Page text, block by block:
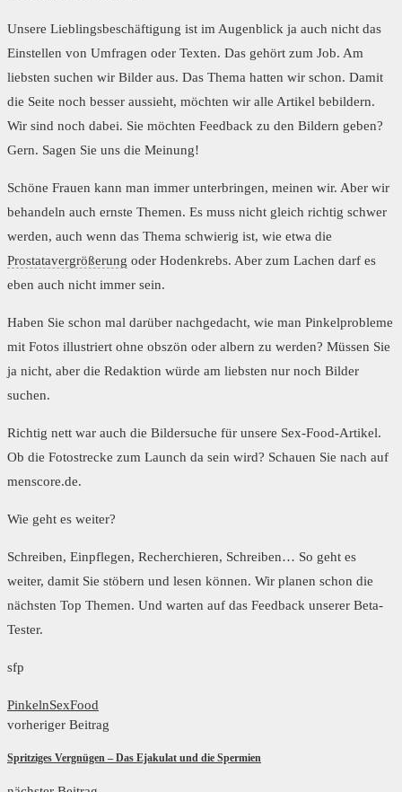
Unsere Lieblingsbeschäftigung ist im Augenblick ja auch nicht das
Einstellen von Umfragen oder Texten. Das gehört zum Job. Am
liebsten suchen wir Bilder aus. Das Thema hatten wir schon. Damit
die Seite noch besser aussieht, möchten wir alle Artikel bebildern.
Wir sind noch dabei. Sie möchten Feedback zu den Bildern geben?
Gern. Sagen Sie uns die Meinung!
Schöne Frauen kann man immer unterbringen, meinen wir. Aber wir
behandeln auch ernste Themen. Es muss nicht gleich richtig schwer
werden, auch wenn das Thema schwierig ist, wie etwa die
Prostatavergrößerung oder Hodenkrebs. Aber zum Lachen darf es
eben auch nicht immer sein.
Haben Sie schon mal darüber nachgedacht, wie man Pinkelprobleme
mit Fotos illustriert ohne obszön oder albern zu werden? Müssen Sie
ja nicht, aber die Redaktion würde am liebsten nur noch Bilder
suchen.
Richtig nett war auch die Bildersuche für unsere Sex-Food-Artikel.
Ob die Fotostrecke zum Launch da sein wird? Schauen Sie nach auf
menscore.de.
Wie geht es weiter?
Schreiben, Einpflegen, Recherchieren, Schreiben… So geht es
weiter, damit Sie stöbern und lesen können. Wir planen schon die
nächsten Top Themen. Und warten auf das Feedback unserer Beta-
Tester.
sfp
PinkelnSexFood
vorheriger Beitrag
Spritziges Vergnügen – Das Ejakulat und die Spermien